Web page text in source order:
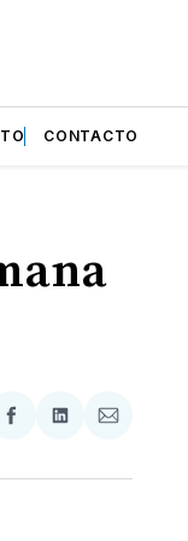
CONTACTO
Compartir
Facebook
Compartir
LinkedIn
Compartir
Email